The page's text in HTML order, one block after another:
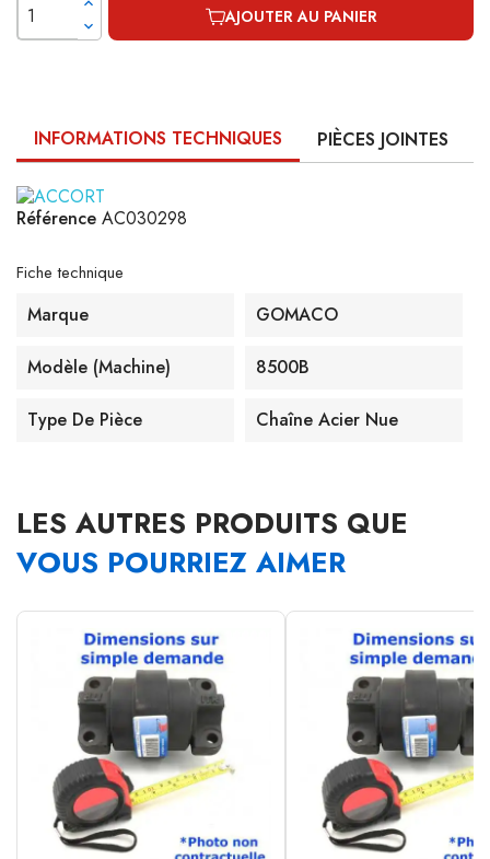
AJOUTER AU PANIER
INFORMATIONS TECHNIQUES PIÈCES JOINTES
Référence AC030298
Fiche technique
Marque GOMACO
Modèle (machine) 8500B
Type De Pièce Chaîne Acier Nue
LES AUTRES PRODUITS QUE
VOUS POURRIEZ AIMER